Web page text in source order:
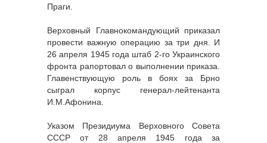
Праги.
Верховный Главнокомандующий приказал
провести важную операцию за три дня. И
26 апреля 1945 года штаб 2-го Украинского
фронта рапортовал о выполнении приказа.
Главенствующую роль в боях за Брно
сыграл корпус генерал-лейтенанта
И.М.Афонина.
Указом Президиума Верховного Совета
СССР от 28 апреля 1945 года за